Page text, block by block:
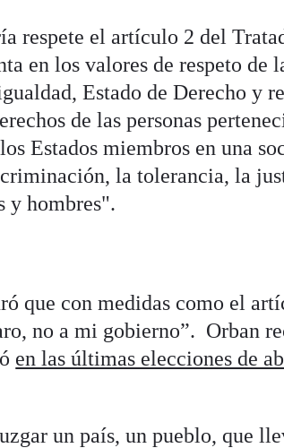
respete el artículo 2 del
en los valores de respeto de
Estado de Derecho y
de las personas
Estados miembros en una
la tolerancia, la
y hombres".
que con medidas como el
no a mi gobierno”. Orban
en las últimas elecciones de
un país, un pueblo, que